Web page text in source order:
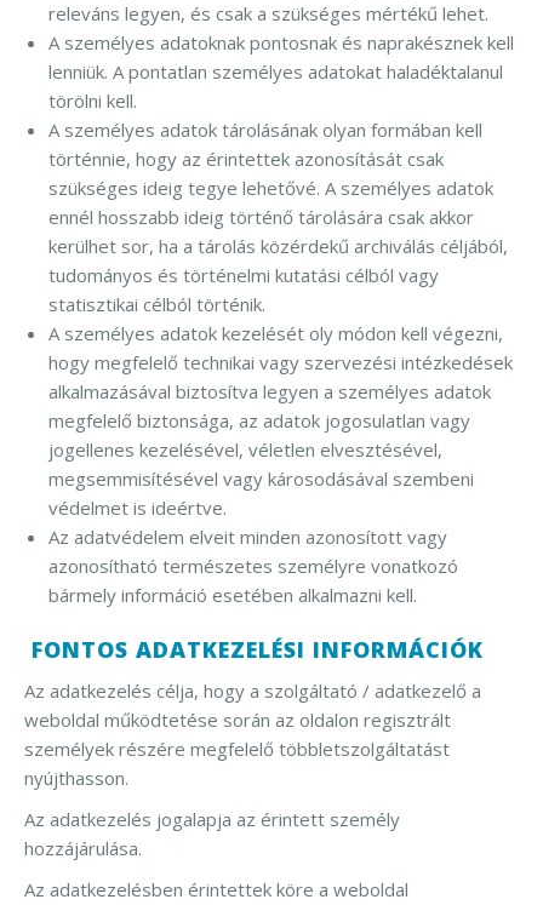
releváns legyen, és csak a szükséges mértékű lehet.
A személyes adatoknak pontosnak és naprakésznek kell
lenniük. A pontatlan személyes adatokat haladéktalanul
törölni kell.
A személyes adatok tárolásának olyan formában kell
történnie, hogy az érintettek azonosítását csak
szükséges ideig tegye lehetővé. A személyes adatok
ennél hosszabb ideig történő tárolására csak akkor
kerülhet sor, ha a tárolás közérdekű archiválás céljából,
tudományos és történelmi kutatási célból vagy
statisztikai célból történik.
A személyes adatok kezelését oly módon kell végezni,
hogy megfelelő technikai vagy szervezési intézkedések
alkalmazásával biztosítva legyen a személyes adatok
megfelelő biztonsága, az adatok jogosulatlan vagy
jogellenes kezelésével, véletlen elvesztésével,
megsemmisítésével vagy károsodásával szembeni
védelmet is ideértve.
Az adatvédelem elveit minden azonosított vagy
azonosítható természetes személyre vonatkozó
bármely információ esetében alkalmazni kell.
FONTOS ADATKEZELÉSI INFORMÁCIÓK
Az adatkezelés célja, hogy a szolgáltató / adatkezelő a
weboldal működtetése során az oldalon regisztrált
személyek részére megfelelő többletszolgáltatást
nyújthasson.
Az adatkezelés jogalapja az érintett személy
hozzájárulása.
Az adatkezelésben érintettek köre a weboldal